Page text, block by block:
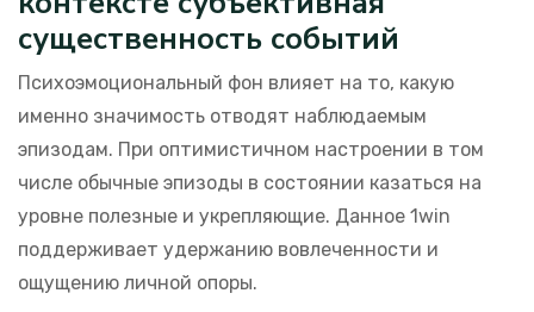
существенность событий
Психоэмоциональный фон влияет на то, какую
именно значимость отводят наблюдаемым
эпизодам. При оптимистичном настроении в том
числе обычные эпизоды в состоянии казаться на
уровне полезные и укрепляющие. Данное 1win
поддерживает удержанию вовлеченности и
ощущению личной опоры.